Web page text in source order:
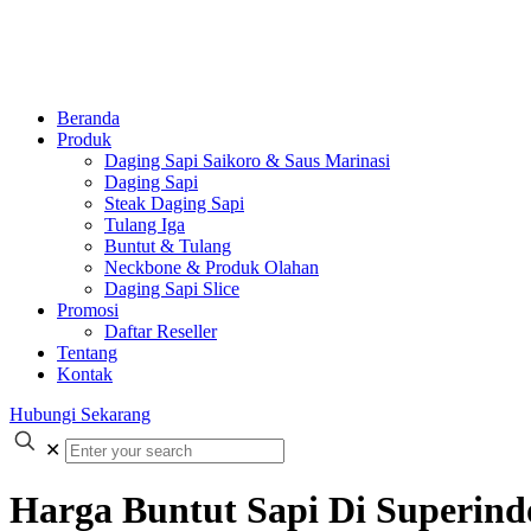
Beranda
Produk
Daging Sapi Saikoro & Saus Marinasi
Daging Sapi
Steak Daging Sapi
Tulang Iga
Buntut & Tulang
Neckbone & Produk Olahan
Daging Sapi Slice
Promosi
Daftar Reseller
Tentang
Kontak
Hubungi Sekarang
✕
Harga Buntut Sapi Di